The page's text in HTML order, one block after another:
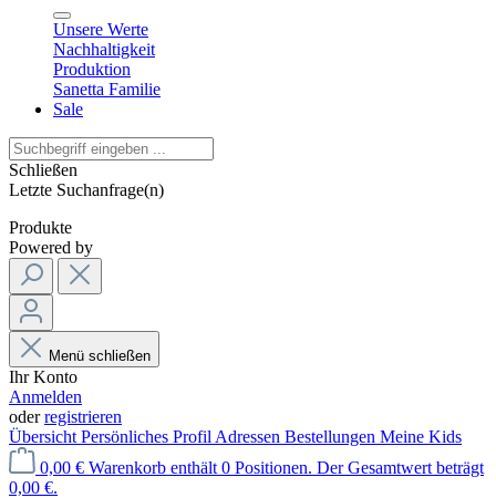
Unsere Werte
Nachhaltigkeit
Produktion
Sanetta Familie
Sale
Schließen
Letzte Suchanfrage(n)
Produkte
Powered by
Menü schließen
Ihr Konto
Anmelden
oderregistrieren
Übersicht Persönliches Profil Adressen Bestellungen Meine Kids
0,00 € Warenkorb enthält 0 Positionen. Der Gesamtwert beträgt
0,00 €.